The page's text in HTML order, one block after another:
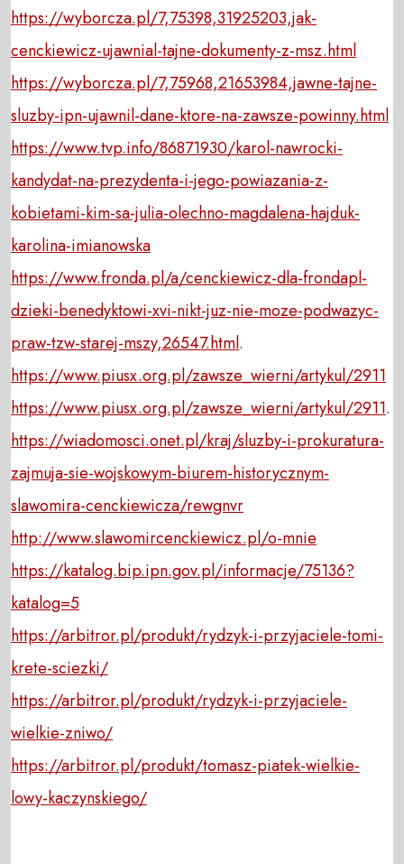
https://wyborcza.pl/7,75398,31925203,jak-
cenckiewicz-ujawnial-tajne-dokumenty-z-msz.html
https://wyborcza.pl/7,75968,21653984,jawne-tajne-
sluzby-ipn-ujawnil-dane-ktore-na-zawsze-powinny.html
https://www.tvp.info/86871930/karol-nawrocki-
kandydat-na-prezydenta-i-jego-powiazania-z-
kobietami-kim-sa-julia-olechno-magdalena-hajduk-
karolina-imianowska
https://www.fronda.pl/a/cenckiewicz-dla-frondapl-
dzieki-benedyktowi-xvi-nikt-juz-nie-moze-podwazyc-
praw-tzw-starej-mszy,26547.html.
https://www.piusx.org.pl/zawsze_wierni/artykul/2911
https://www.piusx.org.pl/zawsze_wierni/artykul/2911.
https://wiadomosci.onet.pl/kraj/sluzby-i-prokuratura-
zajmuja-sie-wojskowym-biurem-historycznym-
slawomira-cenckiewicza/rewgnvr
http://www.slawomircenckiewicz.pl/o-mnie
https://katalog.bip.ipn.gov.pl/informacje/75136?
katalog=5
https://arbitror.pl/produkt/rydzyk-i-przyjaciele-tomi-
krete-sciezki/
https://arbitror.pl/produkt/rydzyk-i-przyjaciele-
wielkie-zniwo/
https://arbitror.pl/produkt/tomasz-piatek-wielkie-
lowy-kaczynskiego/